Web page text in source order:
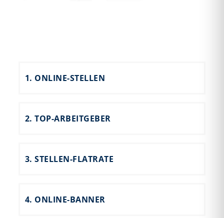
1. ONLINE-STELLEN
2. TOP-ARBEITGEBER
3. STELLEN-FLATRATE
4. ONLINE-BANNER